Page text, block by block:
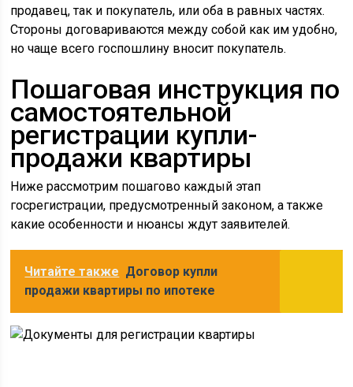
продавец, так и покупатель, или оба в равных частях.
Стороны договариваются между собой как им удобно,
но чаще всего госпошлину вносит покупатель.
Пошаговая инструкция по
самостоятельной
регистрации купли-
продажи квартиры
Ниже рассмотрим пошагово каждый этап
госрегистрации, предусмотренный законом, а также
какие особенности и нюансы ждут заявителей.
Читайте также Договор купли
продажи квартиры по ипотеке